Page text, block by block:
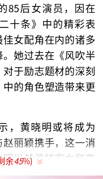
85后女演员，因在
十条》中的精彩表
女配角在内的诸多
她过去在《风吹半
于励志题材的深刻
的角色塑造带来更
，黄晓明或将成为
赵丽颖携手，这一消
以其演技实力和高
置，尤其是在成功
余45%)